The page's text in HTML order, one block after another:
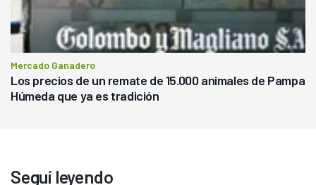
Mercado Ganadero
Los precios de un remate de 15.000 animales de Pampa
Húmeda que ya es tradición
Seguí leyendo